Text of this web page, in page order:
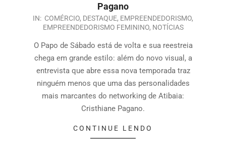
Pagano
IN: COMÉRCIO, DESTAQUE, EMPREENDEDORISMO,
EMPREENDEDORISMO FEMININO, NOTÍCIAS
O Papo de Sábado está de volta e sua reestreia
chega em grande estilo: além do novo visual, a
entrevista que abre essa nova temporada traz
ninguém menos que uma das personalidades
mais marcantes do networking de Atibaia:
Cristhiane Pagano.
CONTINUE LENDO